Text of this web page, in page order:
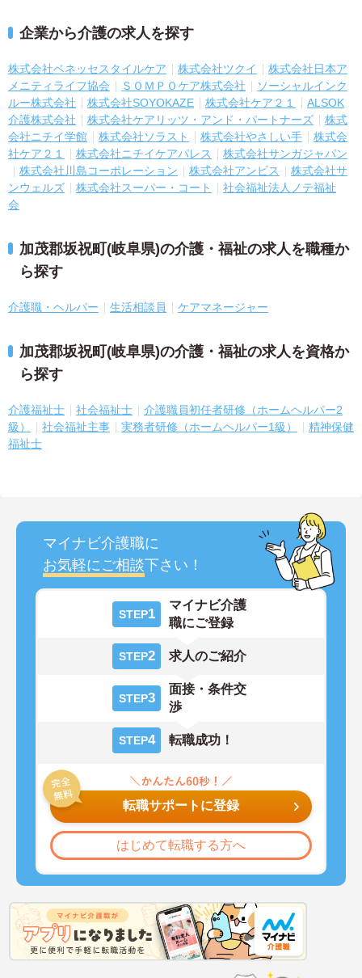
企業から介護の求人を探す
株式会社ベネッセスタイルケア 株式会社ツクイ
株式会社日本ア
メニティライフ協会
ＳＯＭＰＯケア株式会社
ソーシャルインク
ルー株式会社
株式会社SOYOKAZE 株式会社ケア２１
ALSOK
介護株式会社
株式会社ケアリッツ・アンド・パートナーズ
株式
会社ニチイ学館
株式会社ソラスト 株式会社やさしい手
株式会
社ケア２１
株式会社ニチイケアパレス
株式会社サンガジャパン
株式会社川島コーポレーション
株式会社アンビス
株式会社サ
ンウェルズ
株式会社スーパー・コート
社会福祉法人ノテ福祉
会
加茂郡坂祝町(岐阜県)の介護・福祉の求人を職種か
ら探す
介護職・ヘルパー 生活相談員 ケアマネージャー
加茂郡坂祝町(岐阜県)の介護・福祉の求人を資格か
ら探す
介護福祉士 社会福祉士
介護職員初任者研修（ホームヘルパー2
級）
社会福祉主事 実務者研修（ホームヘルパー1級）
精神保健
福祉士
マイナビ介護職に
お気軽にご相談下さい！
STEP1
マイナビ介護
職にご登録
STEP2 求人のご紹介
STEP3
面接・条件交
渉
STEP4 転職成功！
転職サポートに登録
はじめて転職する方へ